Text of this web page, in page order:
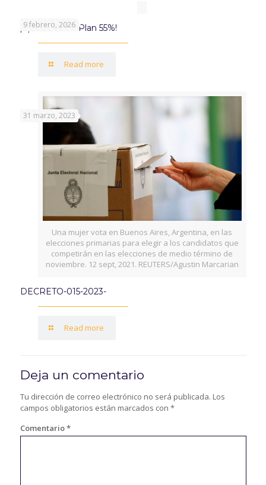
9 febrero, 2026
¡Aprovechá el Plan 55%!
Read more
Una mujer vota en Buenos Aires, Argentina, en las
elecciones primarias para elegir a los candidatos que
competirán en las elecciones de medio término de
noviembre. 12 sept, 2021. REUTERS/Agustin Marcarian
31 marzo, 2023
DECRETO-015-2023-
Read more
Deja un comentario
Tu dirección de correo electrónico no será publicada. Los
campos obligatorios están marcados con *
Comentario*